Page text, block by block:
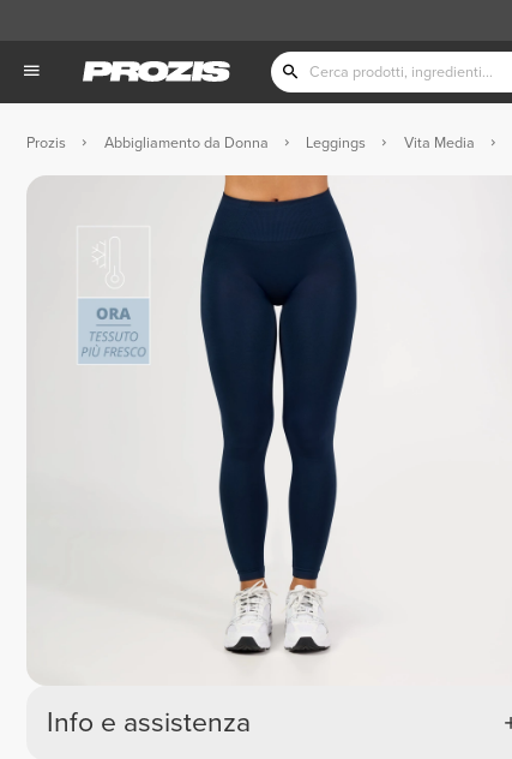
Prozis Abbigliamento da Donna Leggings Vita Media
Info e assistenza